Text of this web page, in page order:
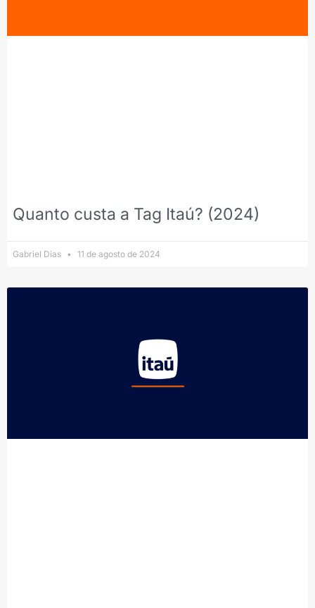
Quanto custa a Tag Itaú? (2024)
Gabriel Dias 11 de agosto de 2024